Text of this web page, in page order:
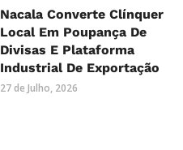
Nacala Converte Clínquer
Local Em Poupança De
Divisas E Plataforma
Industrial De Exportação
27 de Julho, 2026